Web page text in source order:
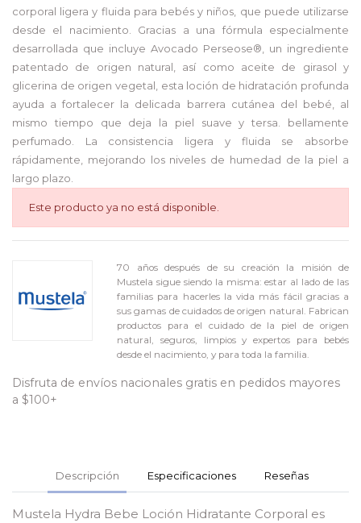
corporal ligera y fluida para bebés y niños, que puede utilizarse
desde el nacimiento. Gracias a una fórmula especialmente
desarrollada que incluye Avocado Perseose®, un ingrediente
patentado de origen natural, así como aceite de girasol y
glicerina de origen vegetal, esta loción de hidratación profunda
ayuda a fortalecer la delicada barrera cutánea del bebé, al
mismo tiempo que deja la piel suave y tersa. bellamente
perfumado. La consistencia ligera y fluida se absorbe
rápidamente, mejorando los niveles de humedad de la piel a
largo plazo.
Este producto ya no está disponible.
70 años después de su creación la misión de
Mustela sigue siendo la misma: estar al lado de las
familias para hacerles la vida más fácil gracias a
sus gamas de cuidados de origen natural. Fabrican
productos para el cuidado de la piel de origen
natural, seguros, limpios y expertos para bebés
desde el nacimiento, y para toda la familia.
Disfruta de envíos nacionales gratis en pedidos mayores
a $100+
Descripción Especificaciones Reseñas
Mustela Hydra Bebe Loción Hidratante Corporal es